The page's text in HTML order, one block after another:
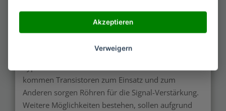
Nicht nur die Bauweise ist ein Unterscheidungs-
Kriterium für Gitarrenverstärker. Die Verwendung
ist ebenfalls ein Merkmal, wonach diese „starken“
kommen Transistoren zum Einsatz und zum
Anderen sorgen Röhren für die Signal-Verstärkung.
Weitere Möglichkeiten bestehen, sollen aufgrund
Akzeptieren
Verweigern